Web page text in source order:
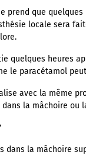
prend que quelques
locale sera
quelques heures
le paracétamol
avec la même
la mâchoire ou
dans la mâchoire